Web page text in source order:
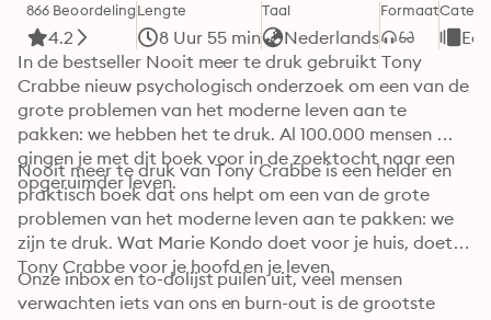
866 Beoordeling
4.2
Lengte
8 Uur 55 min
Taal
Nederlands
Formaat
In de bestseller Nooit meer te druk gebruikt Tony
Crabbe nieuw psychologisch onderzoek om een van de
grote problemen van het moderne leven aan te
pakken: we hebben het te druk. Al 100.000 mensen
gingen je met dit boek voor in de zoektocht naar een
opgeruimder leven.
Nooit meer te druk van Tony Crabbe is een helder en
praktisch boek dat ons helpt om een van de grote
problemen van het moderne leven aan te pakken: we
zijn te druk. Wat Marie Kondo doet voor je huis, doet
Tony Crabbe voor je hoofd en je leven.
Onze inbox en to-dolijst puilen uit, veel mensen
verwachten iets van ons en burn-out is de grootste